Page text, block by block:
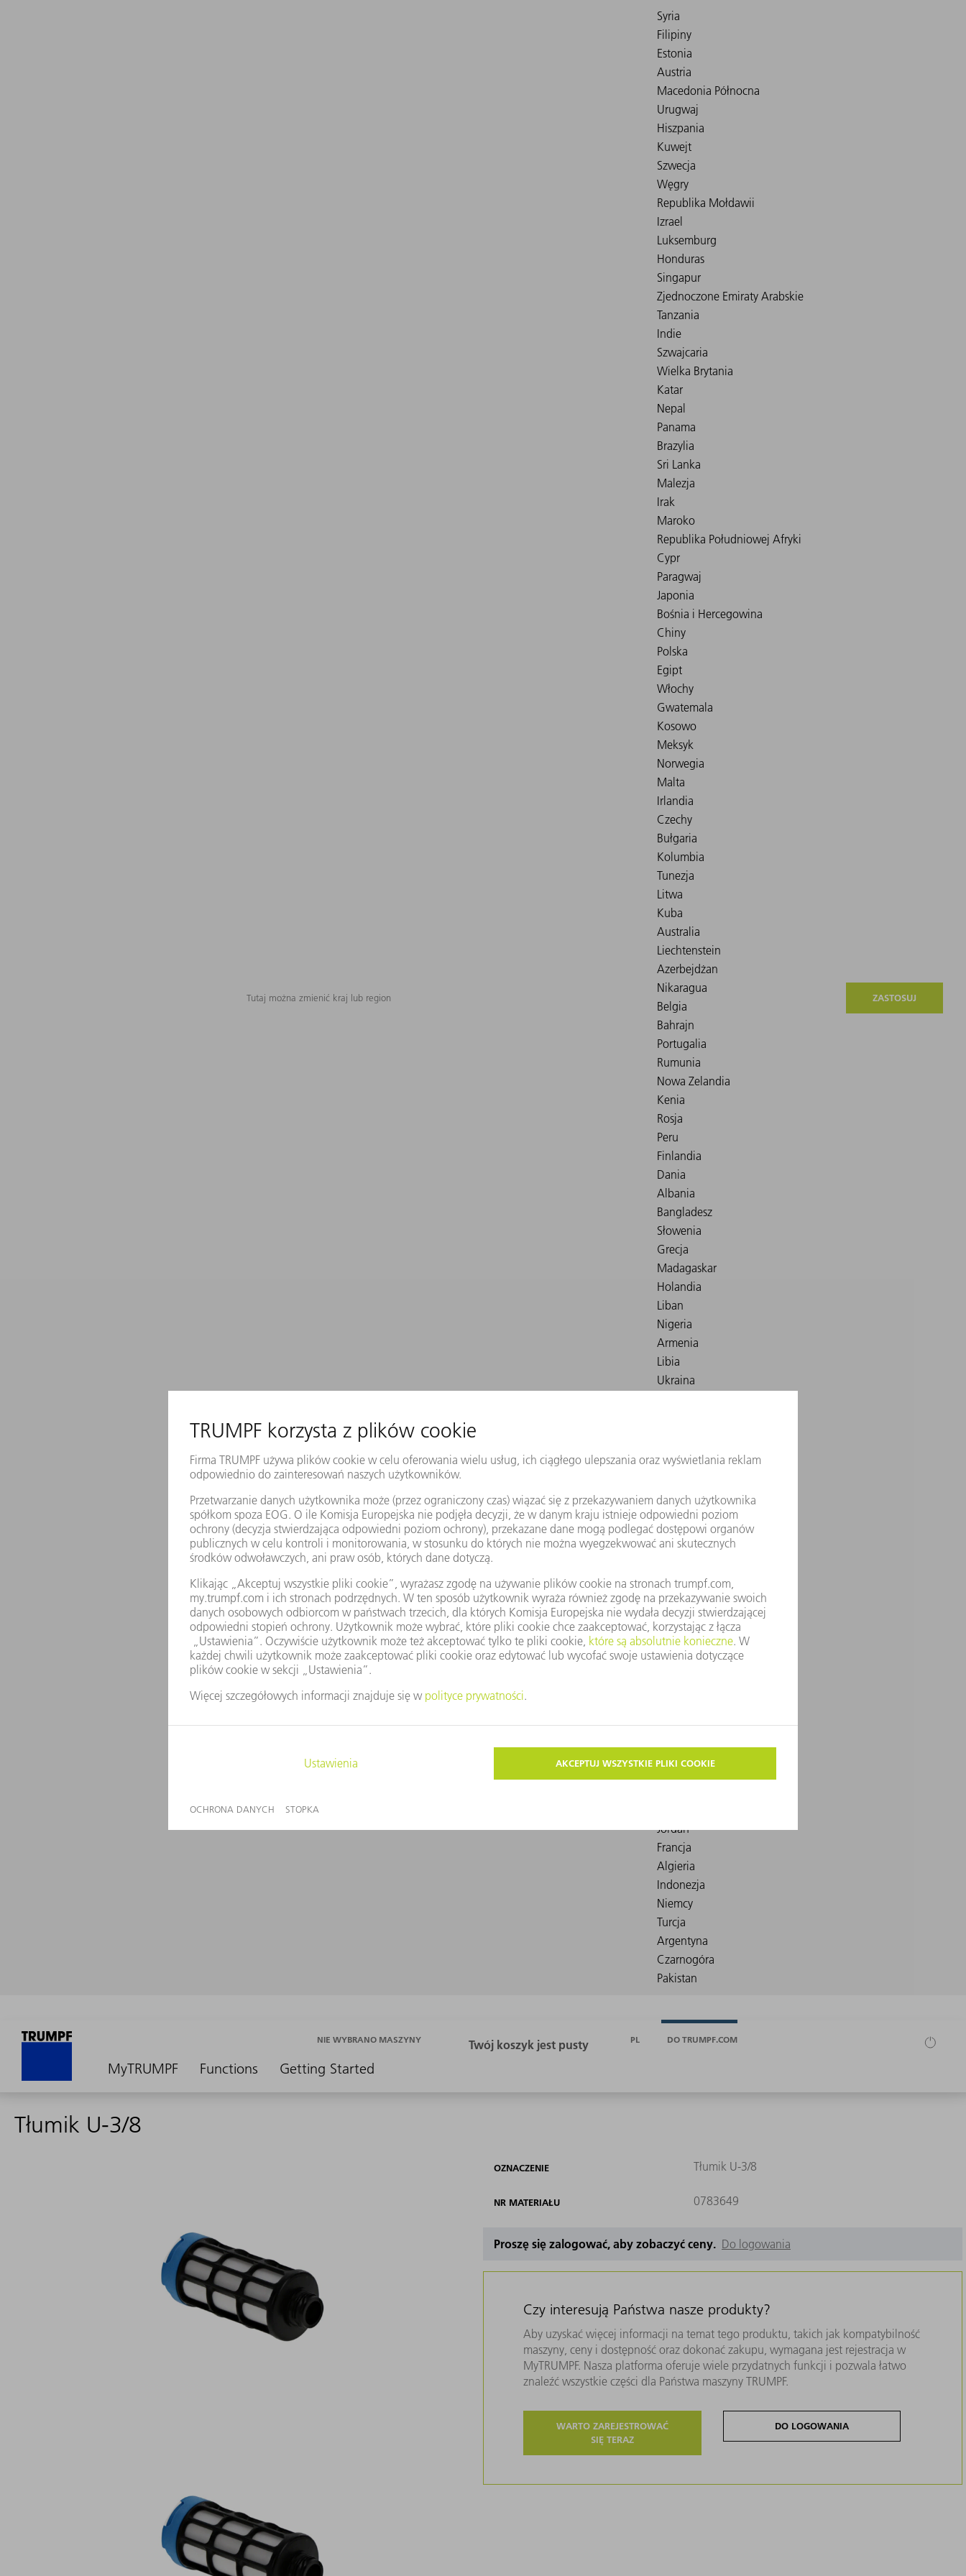
Tutaj można zmienić kraj lub region ZASTOSUJ
MyTRUMPF Functions Getting Started
NIE WYBRANO MASZYNY PL DO TRUMPF.COM
Tłumik U-3/8
OZNACZENIE Tłumik U-3/8
NR MATERIAŁU 0783649
Proszę się zalogować, aby zobaczyć ceny. Do logowania
Czy interesują Państwa nasze produkty?
Aby uzyskać więcej informacji na temat tego produktu, takich jak kompatybilność
maszyny, ceny i dostępność oraz dokonać zakupu, wymagana jest rejestracja w
MyTRUMPF. Nasza platforma oferuje wiele przydatnych funkcji i pozwala łatwo
znaleźć wszystkie części dla Państwa maszyny TRUMPF.
WARTO ZAREJESTROWAĆ
SIĘ TERAZ
DO LOGOWANIA